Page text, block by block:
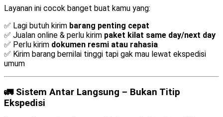
Layanan ini cocok banget buat kamu yang:
✅ Lagi butuh kirim barang penting cepat
✅ Jualan online & perlu kirim paket kilat same day/next day
✅ Perlu kirim dokumen resmi atau rahasia
✅ Kirim barang bernilai tinggi tapi gak mau lewat ekspedisi
umum
🚛 Sistem Antar Langsung – Bukan Titip
Ekspedisi